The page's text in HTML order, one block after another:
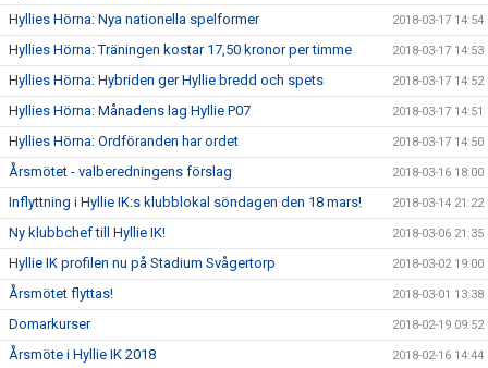
Hyllies Hörna: Nya nationella spelformer 2018-03-17 14:54
Hyllies Hörna: Träningen kostar 17,50 kronor per timme 2018-03-17 14:53
Hyllies Hörna: Hybriden ger Hyllie bredd och spets 2018-03-17 14:52
Hyllies Hörna: Månadens lag Hyllie P07 2018-03-17 14:51
Hyllies Hörna: Ordföranden har ordet 2018-03-17 14:50
Årsmötet - valberedningens förslag 2018-03-16 18:00
Inflyttning i Hyllie IK:s klubblokal söndagen den 18 mars! 2018-03-14 21:22
Ny klubbchef till Hyllie IK! 2018-03-06 21:35
Hyllie IK profilen nu på Stadium Svågertorp 2018-03-02 19:00
Årsmötet flyttas! 2018-03-01 13:38
Domarkurser 2018-02-19 09:52
Årsmöte i Hyllie IK 2018 2018-02-16 14:44